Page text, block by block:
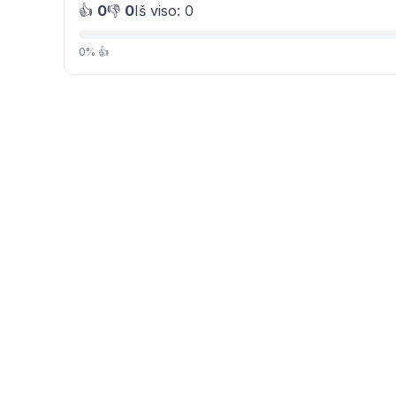
👍 0👎 0Iš viso: 0
0% 👍